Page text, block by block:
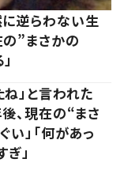
逆らわない生
”まさかの
」と言われた
、現在の“まさ
」「何があっ
」